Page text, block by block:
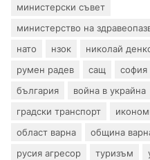
министерски съвет
министерство на
нато
нзок николай
румен радев
сащ софия
българия
война в украйна
градски транспорт
област варна
община
русия агресор
туризъм